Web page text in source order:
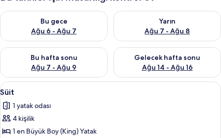
Bu gece
Ağu 6 - Ağu 7
Bu gece için müsaitliği kontrol et Ağu 6 - Ağu 7
Yarın
Ağu 7 - Ağu 8
Yarın için müsaitliği kontrol
Bu hafta sonu
Ağu 7 - Ağu 9
Bu hafta sonu için müsaitliği kontrol et Ağu 7 - Ağu 9
Gelecek hafta sonu
Ağu 14 - Ağu 16
Önümüzdeki hafta sonu için
Süit
için
tüm
fotoğrafları
görün
9
Süit
1 yatak odası
4 kişilik
1 en Büyük Boy (King) Yatak